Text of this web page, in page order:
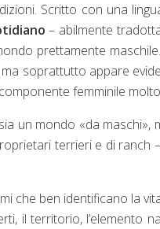
Scritto con una
– abilmente
prettamente
soprattutto appare
femminile
un mondo «da
terrieri e di
che ben identificano la
il territorio, l’elemento